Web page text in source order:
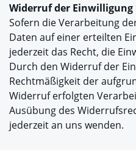
Widerruf der Einwilligung
Sofern die Verarbeitung
Daten auf einer erteilten
jederzeit das Recht, die
Durch den Widerruf der
Rechtmäßigkeit der
Widerruf erfolgten
Ausübung des
jederzeit an uns wenden.